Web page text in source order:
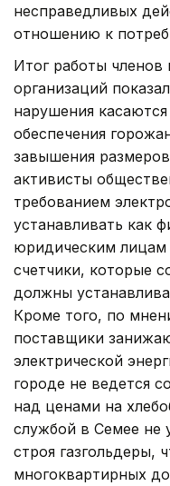
несправедливых
отношению к
Итог работы
организаций
нарушения
обеспечения
завышения
активисты
требованием
устанавливать как
юридическим лицам
счетчики, которые
должны
Кроме того, по
поставщики
электрической
городе не ведется
над ценами на
службой в Семее не
строя газгольдеры,
многоквартирных